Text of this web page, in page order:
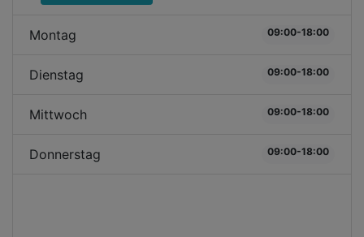
Montag 09:00-18:00
Dienstag 09:00-18:00
Mittwoch 09:00-18:00
Donnerstag 09:00-18:00